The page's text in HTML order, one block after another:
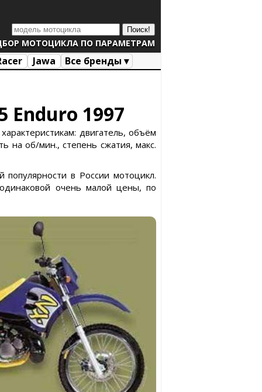
МОТОЦИКЛА ПО ПАРАМЕТРАМ
Jawa Все бренды ▾
Enduro 1997
двигатель, объём
на об/мин., степень сжатия, макс.
в России мотоцикл.
очень малой цены, по